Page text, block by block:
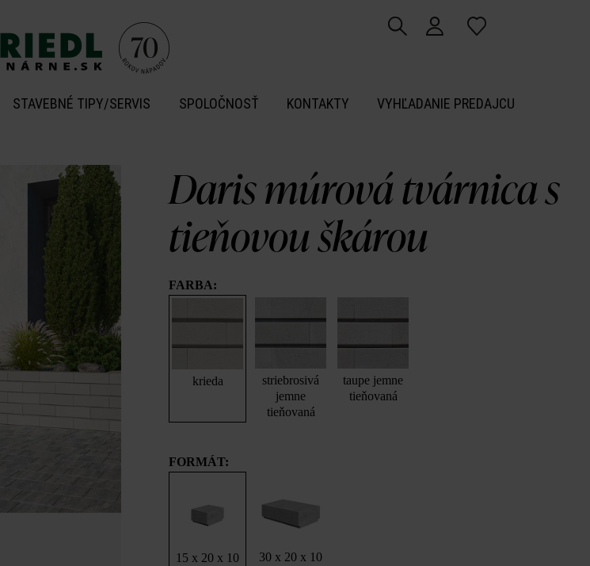
STAVEBNÉ TIPY/SERVIS SPOLOČNOSŤ KONTAKTY VYHĽADANIE PREDAJCU
Daris murovací kameň 30 x 20 x 10 cm v kriedovej farbe kombinovaný s Tauri VG4
Daris múrová tvárnica s
tieňovou škárou
FARBA:
krieda
striebrosivá
jemne
tieňovaná
taupe jemne
tieňovaná
FORMÁT:
15 x 20 x 10
30 x 20 x 10